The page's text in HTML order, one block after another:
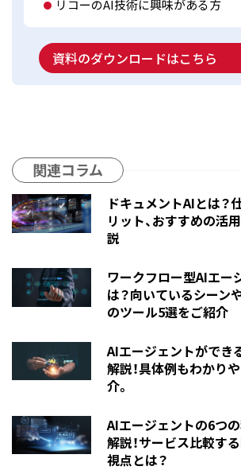
リコーのAI技術に興味がある方
資料のダウンロードはこちら
関連コラム
ドキュメントAIとは？
リット、おすすめの活
説
ワークフロー型AIエー
は？向いているシーン
のツール5選をご紹介
AIエージェントができ
解説！具体例もわかり
介。
AIエージェントの6つ
解説！サービス比較す
視点とは？